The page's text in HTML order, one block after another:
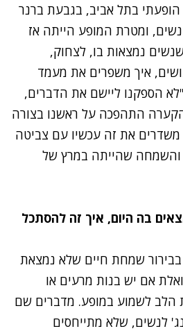
בתל אביב, בגבעת ברנר
וכרמיאל. פגשתי 5,000 נשים, ומטרת המופע הייתה אז
נמצאות בו, לצחוק,
איך משפרים את מעמד
הספקנו ליישם את הדברים,
התהפכה על ראשנו בצורה
משדרים את זה עכשיו עם צביטה
והשמחה שהייתה במרץ של
בה היום, איך זה להסתכל
בבירור שמחת חיים שלא נמצאת
אם יש בנות מרעים או
הלב לשמוע במופע. מדברים שם
לנשים, שלא מתייחסים